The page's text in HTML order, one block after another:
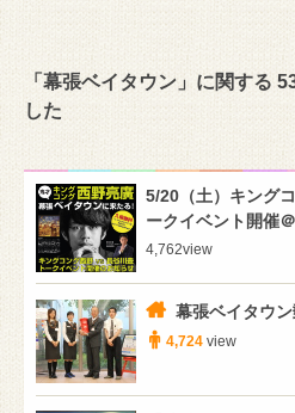
「幕張ベイタウン」に関する
した
5/20（土）キング
ークイベント開催
4,762view
幕張ベイタウ
4,724 view